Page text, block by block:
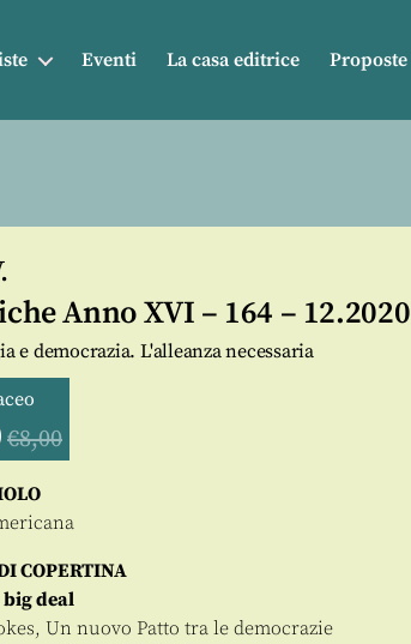
Eventi La casa editrice Proposte
Anno XVI – 164 – 12.2020
e democrazia. L'alleanza necessaria
€8,00
COPERTINA
big deal
Un nuovo Patto tra le democrazie